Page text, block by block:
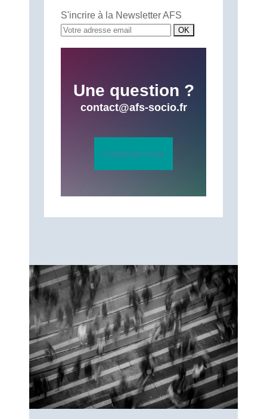
S'incrire à la Newsletter AFS
Une question ?
contact@afs-socio.fr
Contactez-nous